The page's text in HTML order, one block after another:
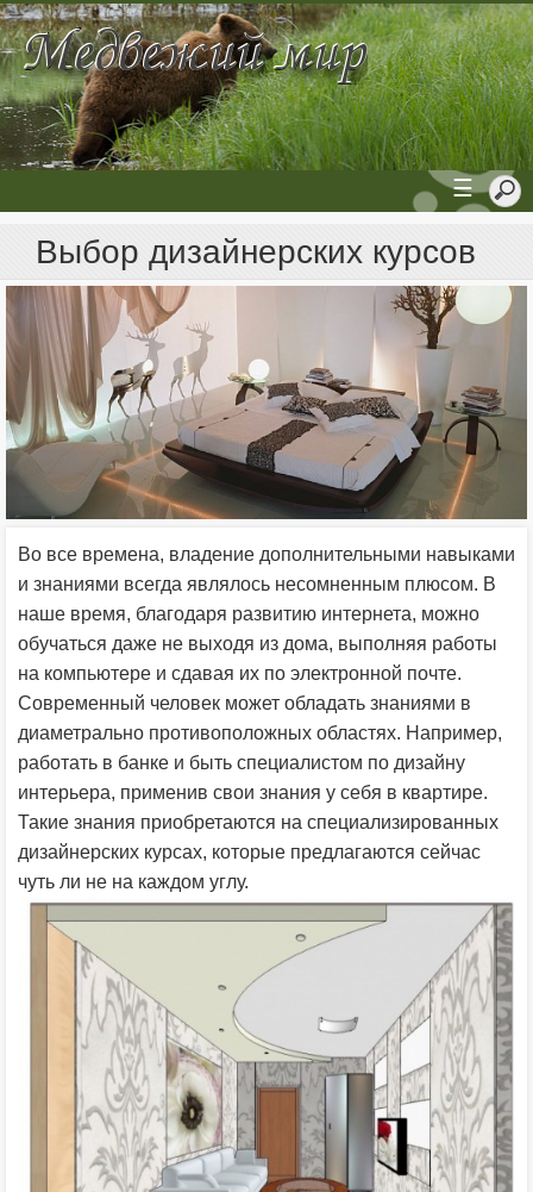
☰
Выбор дизайнерских курсов
Во все времена, владение дополнительными навыками
и знаниями всегда являлось несомненным плюсом. В
наше время, благодаря развитию интернета, можно
обучаться даже не выходя из дома, выполняя работы
на компьютере и сдавая их по электронной почте.
Современный человек может обладать знаниями в
диаметрально противоположных областях. Например,
работать в банке и быть специалистом по дизайну
интерьера, применив свои знания у себя в квартире.
Такие знания приобретаются на специализированных
дизайнерских курсах, которые предлагаются сейчас
чуть ли не на каждом углу.